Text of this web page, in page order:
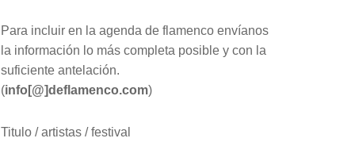
Para incluir en la agenda de flamenco envíanos
la información lo más completa posible y con la
suficiente antelación.
(info[@]deflamenco.com)
Titulo / artistas / festival